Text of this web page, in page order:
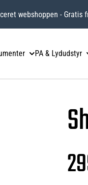
webshoppen - Gratis
PA & Lydudstyr